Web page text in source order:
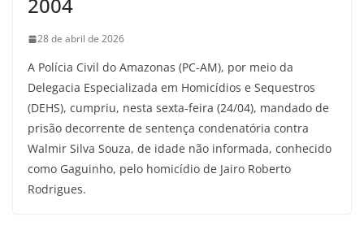
2004
28 de abril de 2026
A Polícia Civil do Amazonas (PC-AM), por meio da
Delegacia Especializada em Homicídios e Sequestros
(DEHS), cumpriu, nesta sexta-feira (24/04), mandado de
prisão decorrente de sentença condenatória contra
Walmir Silva Souza, de idade não informada, conhecido
como Gaguinho, pelo homicídio de Jairo Roberto
Rodrigues.